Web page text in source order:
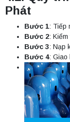
Phát
Bước 1: Tiếp
Bước 2:
Bước 3: Nạp
Bước 4: Giao